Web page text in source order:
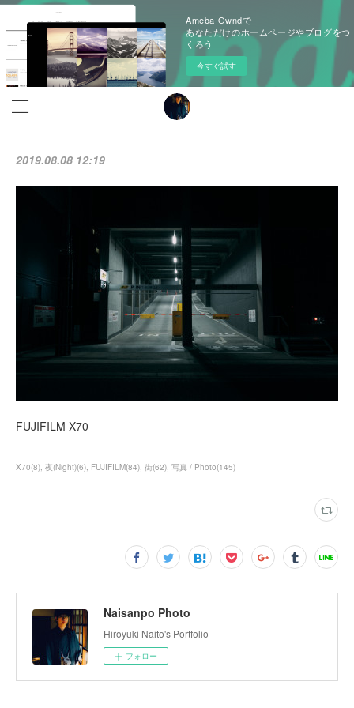
Ameba Owndで
あなただけのホームページやブログをつ
くろう
今すぐ試す
2019.08.08 12:19
FUJIFILM X70
X70(8) 夜(Night)(6) FUJIFILM(84) 街(62) 写真 / Photo(145)
Naisanpo Photo
Hiroyuki Naito's Portfolio
フォロー